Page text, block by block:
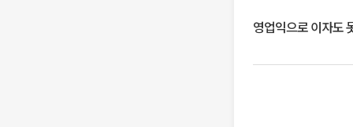
영업익으로 이자도